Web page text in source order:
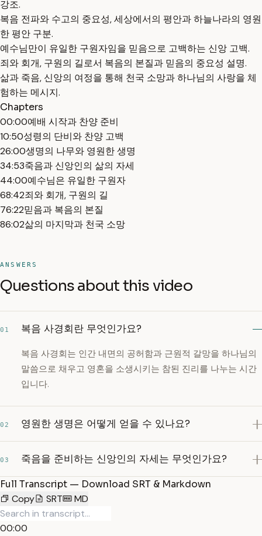
강조.
복음 전파와 수고의 중요성, 세상에서의 평안과 하늘나라의 영원
한 평안 구분.
예수님만이 유일한 구원자임을 믿음으로 고백하는 신앙 고백.
죄와 회개, 구원의 길로서 복음의 본질과 믿음의 중요성 설명.
삶과 죽음, 신앙의 여정을 통해 천국 소망과 하나님의 사랑을 체
험하는 메시지.
Chapters
00:00예배 시작과 찬양 준비
10:50성령의 단비와 찬양 고백
26:00생명의 나무와 영원한 생명
34:53죽음과 신앙인의 삶의 자세
44:00예수님은 유일한 구원자
68:42죄와 회개, 구원의 길
76:22믿음과 복음의 본질
86:02삶의 마지막과 천국 소망
ANSWERS
Questions about this video
01 복음 사경회란 무엇인가요?
복음 사경회는 인간 내면의 공허함과 근원적 갈망을 하나님의
말씀으로 채우고 영혼을 소생시키는 참된 진리를 나누는 시간
입니다.
02 영원한 생명은 어떻게 얻을 수 있나요?
03 죽음을 준비하는 신앙인의 자세는 무엇인가요?
Full Transcript — Download SRT & Markdown
Copy
SRT MD
00:00